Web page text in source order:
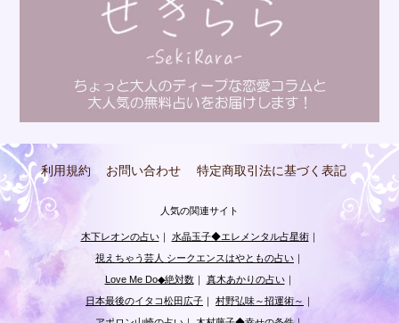
利用規約 お問い合わせ 特定商取引法に基づく表記
人気の関連サイト
木下レオンの占い｜ 水晶玉子◆エレメンタル占星術｜
視えちゃう芸人 シークエンスはやともの占い
Love Me Do◆絶対数｜ 真木あかりの占い｜
日本最後のイタコ松田広子
村野弘味～招運術～